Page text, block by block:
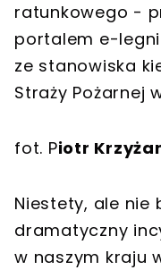
ratunkowego -
portalem e-
ze stanowiska
Straży Pożarnej
fot. Piotr
Niestety, ale nie
dramatyczny
w naszym kraju